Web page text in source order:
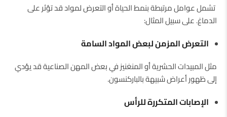
تشمل عوامل مرتبطة بنمط الحياة أو التعرض لمواد قد تؤثر على
الدماغ. على سبيل المثال:
التعرض المزمن لبعض المواد السامة
مثل المبيدات الحشرية أو المنغنيز في بعض المهن الصناعية قد يؤدي
إلى ظهور أعراض شبيهة بالباركنسون.
الإصابات المتكررة للرأس